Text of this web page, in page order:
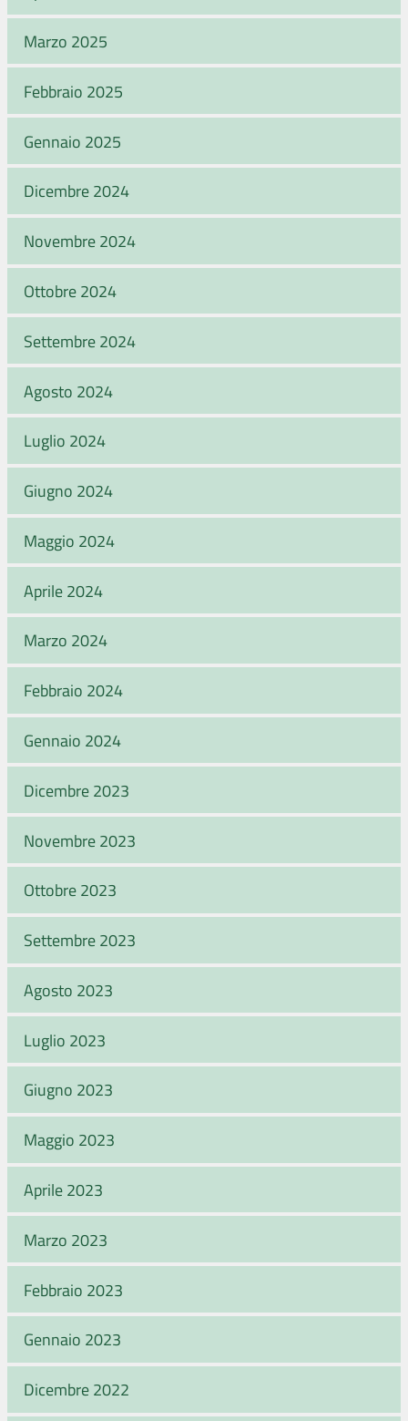
Marzo 2025
Febbraio 2025
Gennaio 2025
Dicembre 2024
Novembre 2024
Ottobre 2024
Settembre 2024
Agosto 2024
Luglio 2024
Giugno 2024
Maggio 2024
Aprile 2024
Marzo 2024
Febbraio 2024
Gennaio 2024
Dicembre 2023
Novembre 2023
Ottobre 2023
Settembre 2023
Agosto 2023
Luglio 2023
Giugno 2023
Maggio 2023
Aprile 2023
Marzo 2023
Febbraio 2023
Gennaio 2023
Dicembre 2022